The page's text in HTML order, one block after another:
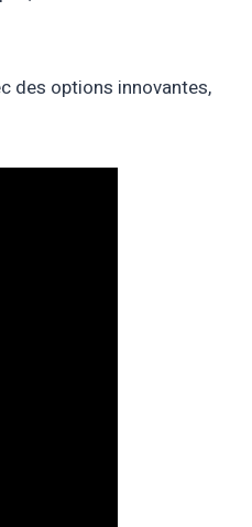
des options innovantes,